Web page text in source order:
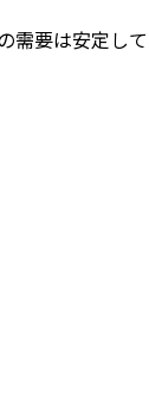
要は安定し